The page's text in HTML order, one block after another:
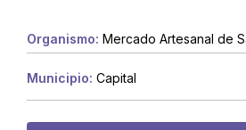
Organismo: Mercado Artesanal de
Municipio: Capital